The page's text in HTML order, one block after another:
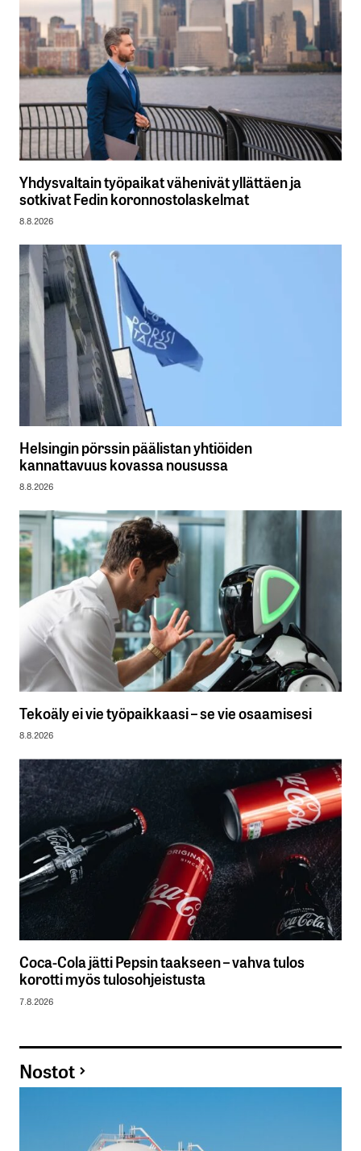
Yhdysvaltain työpaikat vähenivät yllättäen ja
sotkivat Fedin koronnostolaskelmat
8.8.2026
Helsingin pörssin päälistan yhtiöiden
kannattavuus kovassa nousussa
8.8.2026
Tekoäly ei vie työpaikkaasi – se vie osaamisesi
8.8.2026
Coca-Cola jätti Pepsin taakseen – vahva tulos
korotti myös tulosohjeistusta
7.8.2026
Nostot